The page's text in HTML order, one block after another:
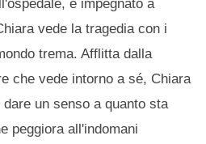
vede la tragedia con i
trema. Afflitta dalla
che vede intorno a sé, Chiara
un senso a quanto sta
peggiora all'indomani